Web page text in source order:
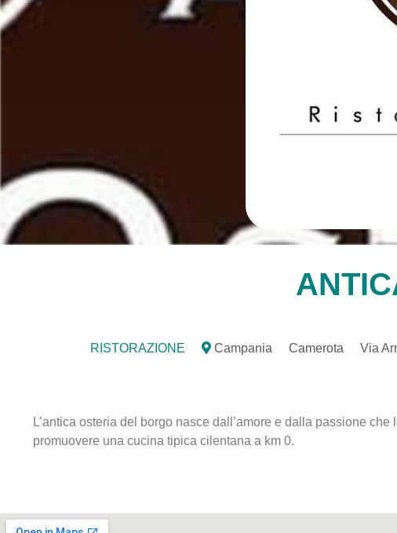
RISTORAZIONE Campania Camerota Via
L’antica osteria del borgo nasce dall’amore e dalla passione
promuovere una cucina tipica cilentana a km 0.